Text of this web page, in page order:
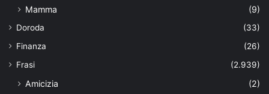
Mamma (9)
Doroda
(33)
Finanza
(26)
Frasi
(2.939)
Amicizia
(2)